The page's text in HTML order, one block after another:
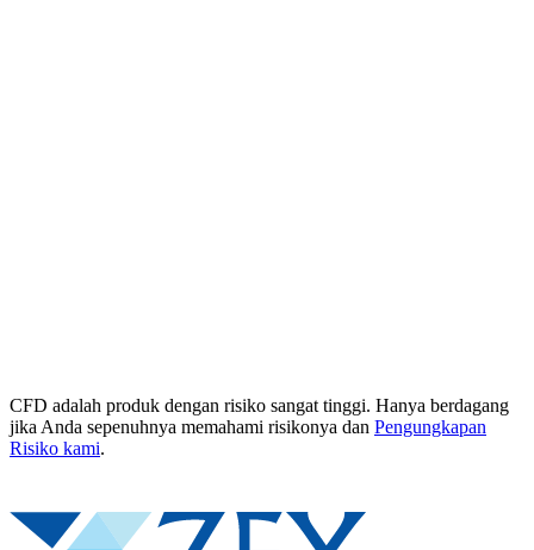
CFD adalah produk dengan risiko sangat tinggi. Hanya berdagang
jika Anda sepenuhnya memahami risikonya dan Pengungkapan
Risiko kami.